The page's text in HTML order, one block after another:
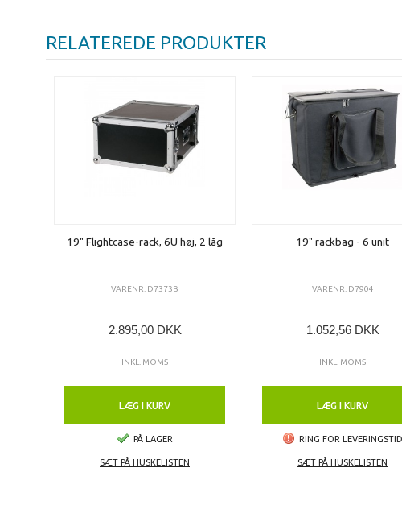
RELATEREDE PRODUKTER
19" Flightcase-rack, 6U høj, 2 låg
VARENR: D7373B
2.895,00 DKK
INKL. MOMS
LÆG I KURV
PÅ LAGER
SÆT PÅ HUSKELISTEN
19" rackbag - 6 unit
VARENR: D7904
1.052,56 DKK
INKL. MOMS
LÆG I KURV
RING FOR LEVERINGSTID
SÆT PÅ HUSKELISTEN